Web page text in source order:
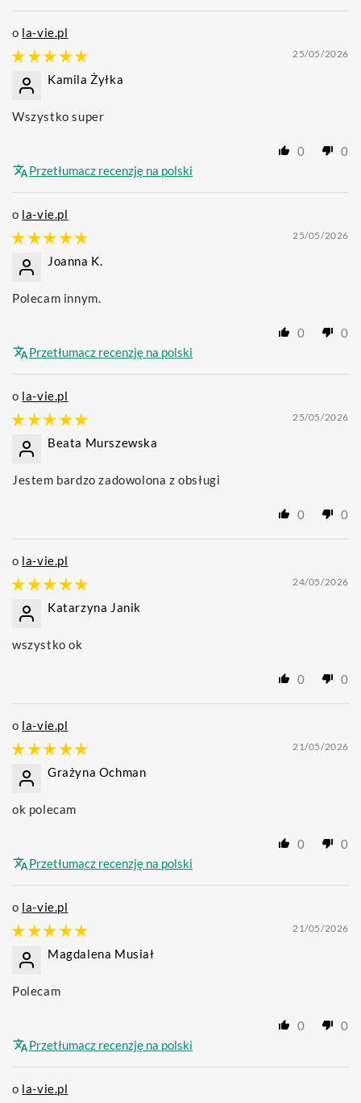
la-vie.pl
25/05/2026
Kamila Żyłka
Wszystko super
0
0
Przetłumacz recenzję na polski
la-vie.pl
25/05/2026
Joanna K.
Polecam innym.
0
0
Przetłumacz recenzję na polski
la-vie.pl
25/05/2026
Beata Murszewska
Jestem bardzo zadowolona z obsługi
0 0
la-vie.pl
24/05/2026
Katarzyna Janik
wszystko ok
0 0
la-vie.pl
21/05/2026
Grażyna Ochman
ok polecam
0
0
Przetłumacz recenzję na polski
la-vie.pl
21/05/2026
Magdalena Musiał
Polecam
0
0
Przetłumacz recenzję na polski
la-vie.pl